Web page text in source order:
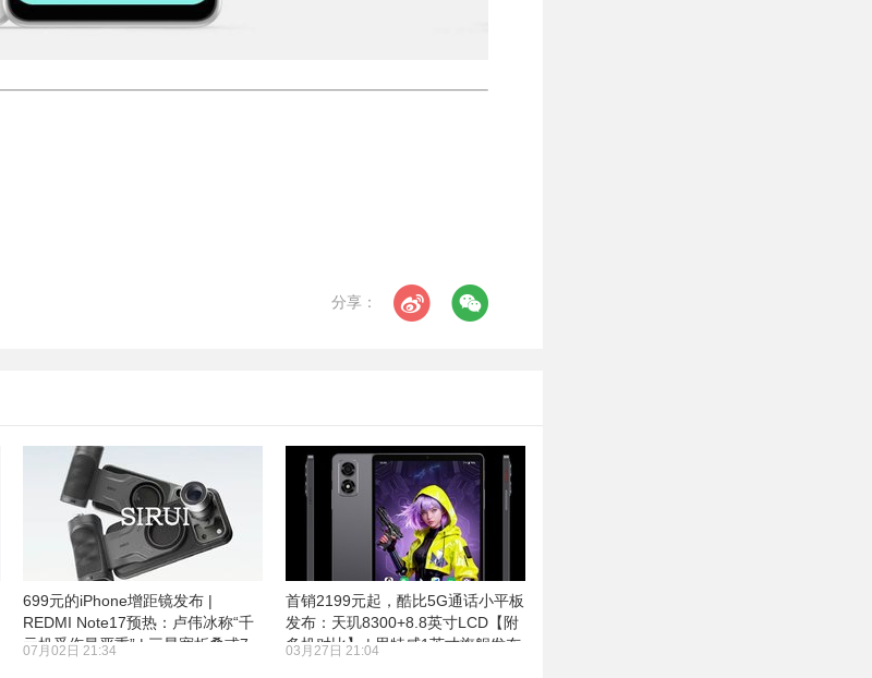
分享：
699元的iPhone增距镜发布 |
REDMI Note17预热：卢伟冰称“千
元机受伤最严重” | 三星宽折叠或7
07月02日 21:34
首销2199元起，酷比5G通话小平板
发布：天玑8300+8.8英寸LCD【附
多机对比】 | 思特威1英寸旗舰发布
03月27日 21:04